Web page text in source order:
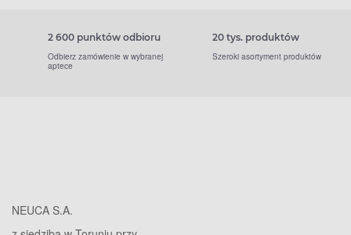
2 600 punktów odbioru
Odbierz zamówienie w wybranej
aptece
20 tys. produktów
Szeroki asortyment produktów
NEUCA S.A.